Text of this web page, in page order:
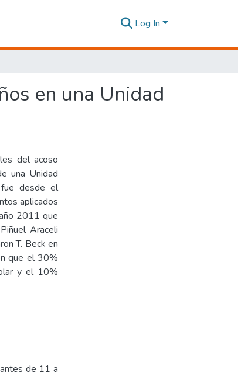
Log In
en una Unidad
del acoso
una Unidad
desde el
aplicados
2011 que
Araceli
T. Beck en
que el 30%
y el 10%
de 11 a